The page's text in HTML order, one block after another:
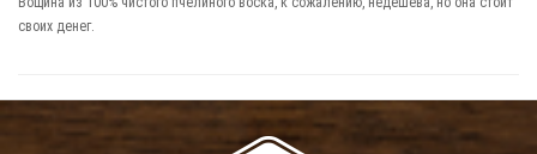
своих денег.